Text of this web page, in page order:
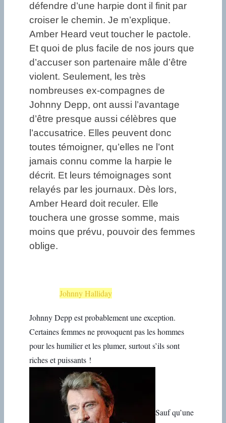
défendre d’une harpie dont il finit par
croiser le chemin. Je m’explique.
Amber Heard veut toucher le pactole.
Et quoi de plus facile de nos jours que
d’accuser son partenaire mâle d’être
violent. Seulement, les très
nombreuses ex-compagnes de
Johnny Depp, ont aussi l’avantage
d’être presque aussi célèbres que
l’accusatrice. Elles peuvent donc
toutes témoigner, qu’elles ne l’ont
jamais connu comme la harpie le
décrit. Et leurs témoignages sont
relayés par les journaux. Dès lors,
Amber Heard doit reculer. Elle
touchera une grosse somme, mais
moins que prévu, pouvoir des femmes
oblige.
Johnny Halliday
Johnny Depp est probablement une exception.
Certaines femmes ne provoquent pas les hommes
pour les humilier et les plumer, surtout s’ils sont
riches et puissants !
Sauf qu’une